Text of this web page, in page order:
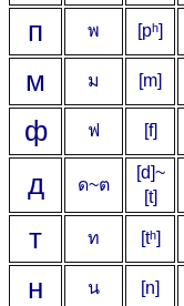
п พ [pʰ]
м ม [m]
ф ฟ [f]
д ด~ต
[d]~
[t]
т ท [tʰ]
н น [n]